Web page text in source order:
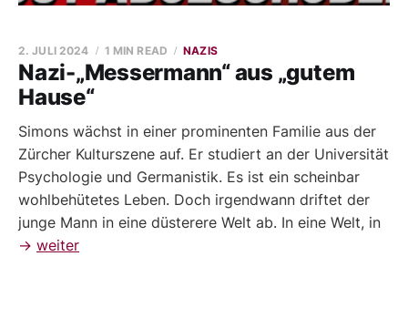
Nazi-„Messermann“ aus „gutem
Hause“
2. JULI 2024 1 MIN READ NAZIS
Simons wächst in einer prominenten Familie aus der
Zürcher Kulturszene auf. Er studiert an der Universität
Psychologie und Germanistik. Es ist ein scheinbar
wohlbehütetes Leben. Doch irgendwann driftet der
junge Mann in eine düsterere Welt ab. In eine Welt, in
→ weiter